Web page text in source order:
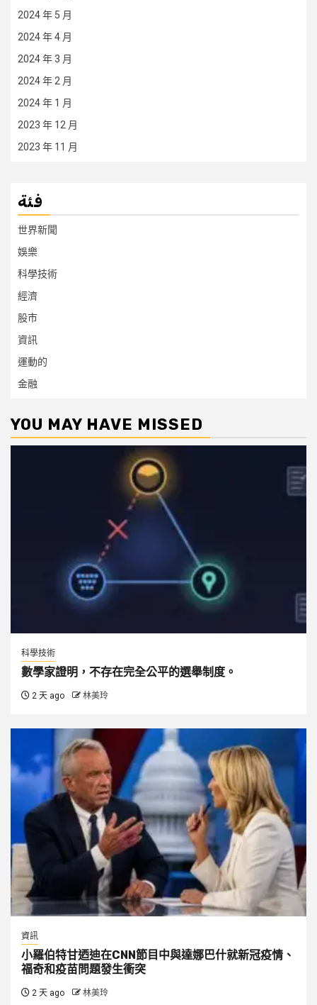
2024 年 5 月
2024 年 4 月
2024 年 3 月
2024 年 2 月
2024 年 1 月
2023 年 12 月
2023 年 11 月
فئة
世界新聞
娛樂
科學技術
經濟
股市
資訊
運動的
金融
YOU MAY HAVE MISSED
科學技術
數學家證明，不存在完全公平的選舉制度。
2 天 ago 林美玲
資訊
小羅伯特甘迺迪在CNN節目中與達娜巴什就新冠疫情、
福奇和疫苗問題發生衝突
2 天 ago 林美玲